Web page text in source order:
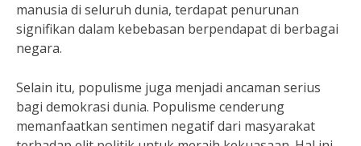
manusia di seluruh dunia, terdapat penurunan
signifikan dalam kebebasan berpendapat di berbagai
negara.
Selain itu, populisme juga menjadi ancaman serius
bagi demokrasi dunia. Populisme cenderung
memanfaatkan sentimen negatif dari masyarakat